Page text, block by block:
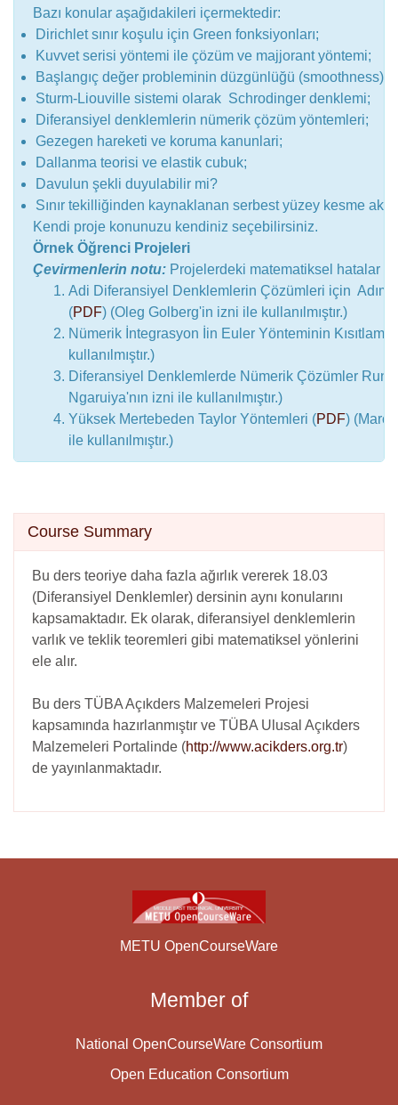
Bazı konular aşağıdakileri içermektedir:
Dirichlet sınır koşulu için Green fonksiyonları;
Kuvvet serisi yöntemi ile çözüm ve majjorant yöntemi;
Başlangıç değer probleminin düzgünlüğü (smoothness);
Sturm-Liouville sistemi olarak Schrodinger denklemi;
Diferansiyel denklemlerin nümerik çözüm yöntemleri;
Gezegen hareketi ve koruma kanunlari;
Dallanma teorisi ve elastik cubuk;
Davulun şekli duyulabilir mi?
Sınır tekilliğinden kaynaklanan serbest yüzey kesme
Kendi proje konunuzu kendiniz seçebilirsiniz.
Örnek Öğrenci Projeleri
Çevirmenlerin notu: Projelerdeki matematiksel hatalar
Adi Diferansiyel Denklemlerin Çözümleri için Adım
(PDF) (Oleg Golberg'in izni ile kullanılmıştır.)
Nümerik İntegrasyon İin Euler Yönteminin
kullanılmıştır.)
Diferansiyel Denklemlerde Nümerik Çözümler
Ngaruiya'nın izni ile kullanılmıştır.)
Yüksek Mertebeden Taylor Yöntemleri (PDF)
ile kullanılmıştır.)
Course Summary
Bu ders teoriye daha fazla ağırlık vererek 18.03
(Diferansiyel Denklemler) dersinin aynı konularını
kapsamaktadır. Ek olarak, diferansiyel denklemlerin
varlık ve teklik teoremleri gibi matematiksel yönlerini
ele alır.
Bu ders TÜBA Açıkders Malzemeleri Projesi
kapsamında hazırlanmıştır ve TÜBA Ulusal Açıkders
Malzemeleri Portalinde (http://www.acikders.org.tr)
de yayınlanmaktadır.
METU OpenCourseWare
Member of
National OpenCourseWare Consortium
Open Education Consortium